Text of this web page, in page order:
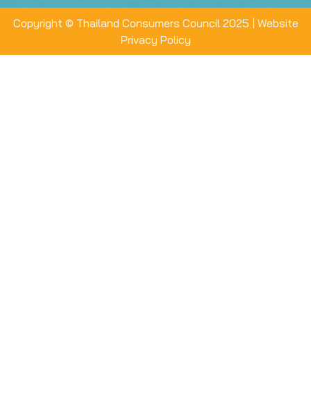
Copyright © Thailand Consumers Council 2025 | Website
Privacy Policy